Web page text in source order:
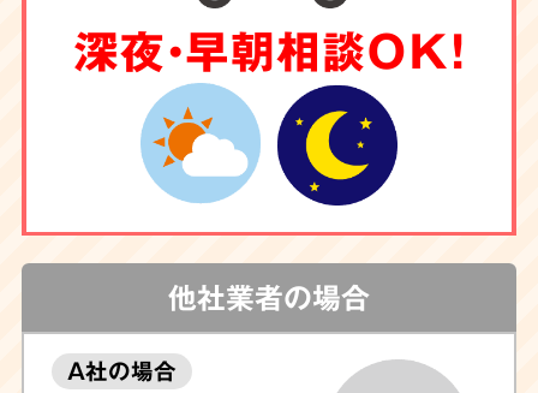
深夜・早朝相談OK！
他社業者の場合
A社の場合